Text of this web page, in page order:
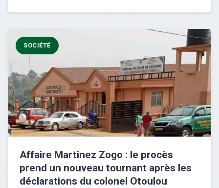
SOCIÉTÉ
Affaire Martinez Zogo : le procès
prend un nouveau tournant après les
déclarations du colonel Otoulou